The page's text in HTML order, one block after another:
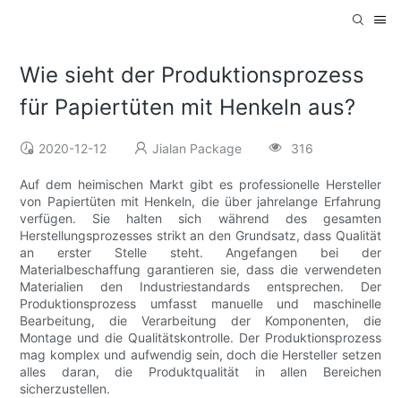
Wie sieht der Produktionsprozess
für Papiertüten mit Henkeln aus?
2020-12-12 Jialan Package 316
Auf dem heimischen Markt gibt es professionelle Hersteller
von Papiertüten mit Henkeln, die über jahrelange Erfahrung
verfügen. Sie halten sich während des gesamten
Herstellungsprozesses strikt an den Grundsatz, dass Qualität
an erster Stelle steht. Angefangen bei der
Materialbeschaffung garantieren sie, dass die verwendeten
Materialien den Industriestandards entsprechen. Der
Produktionsprozess umfasst manuelle und maschinelle
Bearbeitung, die Verarbeitung der Komponenten, die
Montage und die Qualitätskontrolle. Der Produktionsprozess
mag komplex und aufwendig sein, doch die Hersteller setzen
alles daran, die Produktqualität in allen Bereichen
sicherzustellen.